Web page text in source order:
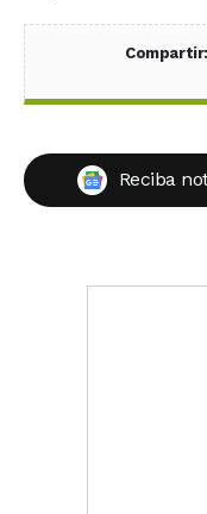
Compartir:
Reciba